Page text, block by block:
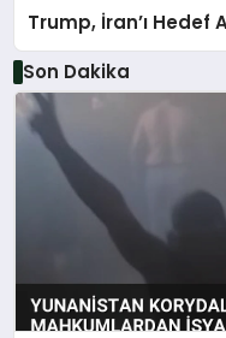
Trump, İran’ı Hedef
Son Dakika